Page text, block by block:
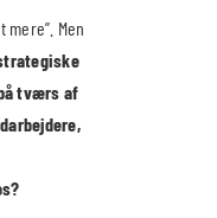
mere”. Men
tværs af